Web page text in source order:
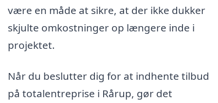
være en måde at sikre, at der ikke dukker
skjulte omkostninger op længere inde i
projektet.
Når du beslutter dig for at indhente tilbud
på totalentreprise i Rårup, gør det